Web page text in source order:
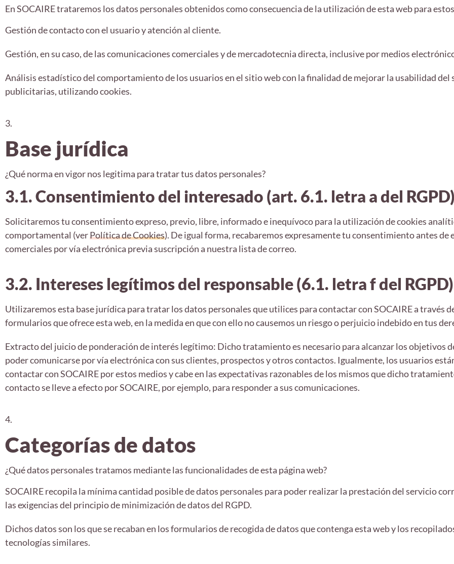
En SOCAIRE trataremos los datos personales obtenidos como consecuencia de la utilización de esta web para
Gestión de contacto con el usuario y atención al cliente.
Gestión, en su caso, de las comunicaciones comerciales y de mercadotecnia directa, inclusive por medios
Análisis estadístico del comportamiento de los usuarios en el sitio web con la finalidad de mejorar la usabilidad del
publicitarias, utilizando cookies.
3.
Base jurídica
¿Qué norma en vigor nos legitima para tratar tus datos personales?
3.1. Consentimiento del interesado (art. 6.1. letra a del RGPD)
Solicitaremos tu consentimiento expreso, previo, libre, informado e inequívoco para la utilización de cookies
comportamental (verPolítica de Cookies). De igual forma, recabaremos expresamente tu consentimiento antes de
comerciales por vía electrónica previa suscripción a nuestra lista de correo.
3.2. Intereses legítimos del responsable (6.1. letra f del RGPD)
Utilizaremos esta base jurídica para tratar los datos personales que utilices para contactar con SOCAIRE a través
formularios que ofrece esta web, en la medida en que con ello no causemos un riesgo o perjuicio indebido en tus
Extracto del juicio de ponderación de interés legítimo: Dicho tratamiento es necesario para alcanzar los objetivos
poder comunicarse por vía electrónica con sus clientes, prospectos y otros contactos. Igualmente, los usuarios
contactar con SOCAIRE por estos medios y cabe en las expectativas razonables de los mismos que dicho
contacto se lleve a efecto por SOCAIRE, por ejemplo, para responder a sus comunicaciones.
4.
Categorías de datos
¿Qué datos personales tratamos mediante las funcionalidades de esta página web?
SOCAIRE recopila la mínima cantidad posible de datos personales para poder realizar la prestación del servicio
las exigencias del principio de minimización de datos del RGPD.
Dichos datos son los que se recaban en los formularios de recogida de datos que contenga esta web y los
tecnologías similares.